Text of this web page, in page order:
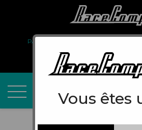
PARTENARIAT
COMPTE PRO
Vous êtes